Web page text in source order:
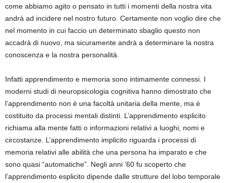
come abbiamo agito o pensato in tutti i momenti della nostra vita
andrà ad incidere nel nostro futuro. Certamente non voglio dire che
nel momento in cui faccio un determinato sbaglio questo non
accadrà di nuovo, ma sicuramente andrà a determinare la nostra
conoscenza e la nostra personalità.
Infatti apprendimento e memoria sono intimamente connessi. I
moderni studi di neuropsicologia cognitiva hanno dimostrato che
l’apprendimento non è una facoltà unitaria della mente, ma è
costituito da processi mentali distinti. L’apprendimento esplicito
richiama alla mente fatti o informazioni relativi a luoghi, nomi e
circostanze. L’apprendimento implicito riguarda i processi di
memoria relativi alle abilità che una persona ha imparato e che
sono quasi “automatiche”. Negli anni ’60 fu scoperto che
l’apprendimento esplicito dipende dalle strutture del lobo temporale